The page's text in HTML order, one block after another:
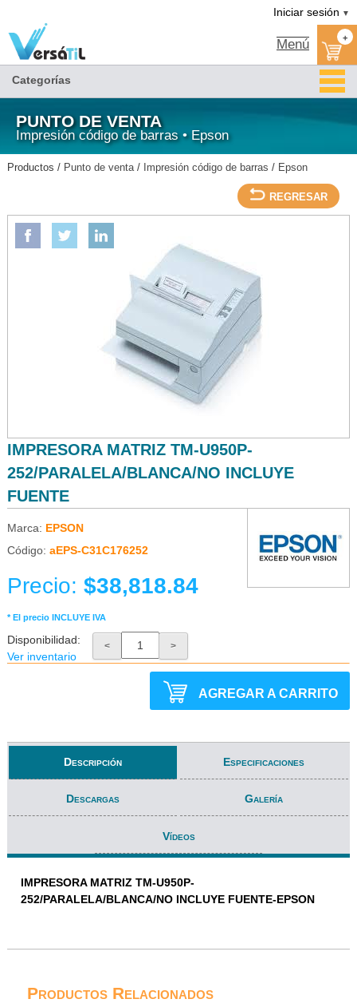
IMPRESORA MATRIZ TM-U950P-252/PARALELA/BLANCA/NO INCLUYE FUENTE-
Iniciar sesión ▼
Menú +
Categorías
PUNTO DE VENTA
Impresión código de barras • Epson
Productos / Punto de venta/ Impresión código de barras / Epson
REGRESAR
IMPRESORA MATRIZ TM-U950P-252/PARALELA/BLANCA/NO INCLUYE FUENTE-
IMPRESORA MATRIZ TM-U950P-
252/PARALELA/BLANCA/NO INCLUYE
FUENTE
Marca: EPSON
Código: aEPS-C31C176252
Precio: $38,818.84
* El precio INCLUYE IVA
Disponibilidad:
Ver inventario
< >
EPSON
AGREGAR A CARRITO
Descripción Especificaciones
Descargas Galería
Vídeos
IMPRESORA MATRIZ TM-U950P-
252/PARALELA/BLANCA/NO INCLUYE FUENTE-EPSON
Productos Relacionados